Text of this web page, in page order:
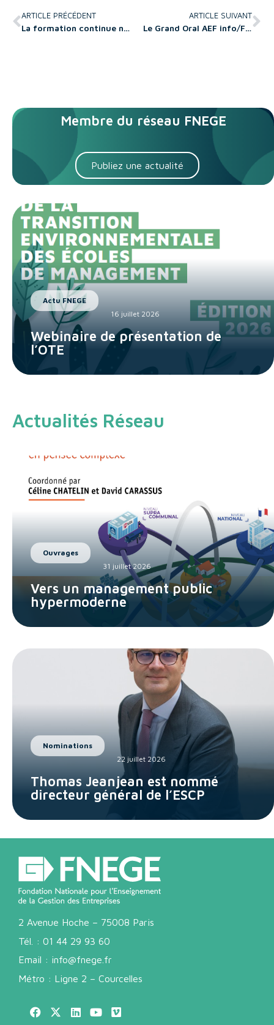
ARTICLE PRÉCÉDENT
La formation continue non-diplômante en management à l’ère du numérique
ARTICLE SUIVANT
Le Grand Oral AEF info/FNEGE
Membre du réseau FNEGE
Publiez une actualité
Actu FNEGE
16 juillet 2026
Webinaire de présentation de
l’OTE
Actualités Réseau
Ouvrages
31 juillet 2026
Vers un management public
hypermoderne
Nominations
22 juillet 2026
Thomas Jeanjean est nommé
directeur général de l’ESCP
2 Avenue Hoche – 75008 Paris
Tél. : 01 44 29 93 60
Email : info@fnege.fr
Métro : Ligne 2 – Courcelles